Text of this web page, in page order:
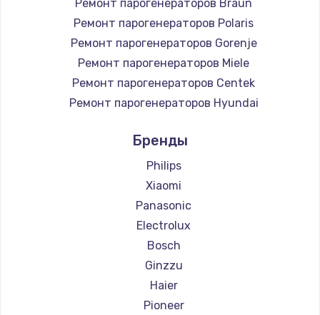
Ремонт парогенераторов Braun
Ремонт парогенераторов Polaris
Ремонт парогенераторов Gorenje
Ремонт парогенераторов Miele
Ремонт парогенераторов Centek
Ремонт парогенераторов Hyundai
Ремонт парогенераторов DELTA
Ремонт парогенераторов Silter
Ремонт парогенераторов Chayka
Ремонт парогенераторов Beko
Ремонт парогенераторов Vivitek
Ремонт парогенераторов RED solution
Бренды
Philips
Xiaomi
Panasonic
Electrolux
Bosch
Ginzzu
Haier
Pioneer